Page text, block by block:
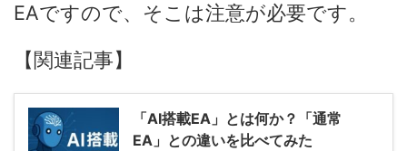
EAですので、そこは注意が必要です。
【関連記事】
「AI搭載EA」とは何か？「通常
EA」との違いを比べてみた